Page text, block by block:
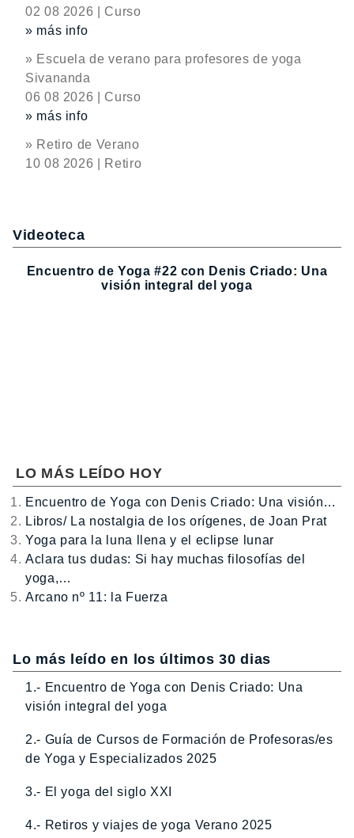
02 08 2026 | Curso
» más info
» Escuela de verano para profesores de yoga
Sivananda
06 08 2026 | Curso
» más info
» Retiro de Verano
10 08 2026 | Retiro
Videoteca
Encuentro de Yoga #22 con Denis Criado: Una
visión integral del yoga
LO MÁS LEÍDO HOY
Encuentro de Yoga con Denis Criado: Una visión…
Libros/ La nostalgia de los orígenes, de Joan Prat
Yoga para la luna llena y el eclipse lunar
Aclara tus dudas: Si hay muchas filosofías del
yoga,…
Arcano nº 11: la Fuerza
Lo más leído en los últimos 30 dias
1.- Encuentro de Yoga con Denis Criado: Una
visión integral del yoga
2.- Guía de Cursos de Formación de Profesoras/es
de Yoga y Especializados 2025
3.- El yoga del siglo XXI
4.- Retiros y viajes de yoga Verano 2025